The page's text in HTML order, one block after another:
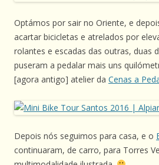
Optámos por sair no Oriente, e
acartar bicicletas e atrelados por
rolantes e escadas das outras, duas
puseram a pedalar mais uns
[agora antigo] atelier da Cenas a
Depois nós seguimos para casa, e o
continuaram, de carro, para Torres